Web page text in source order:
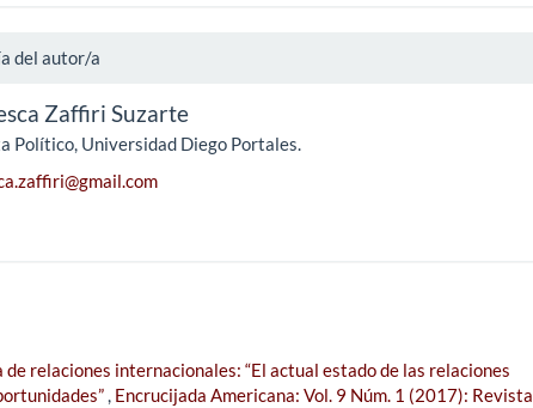
del autor/a
Zaffiri Suzarte
Político, Universidad Diego Portales.
de relaciones internacionales: “El actual estado de las relaciones
, Encrucijada Americana: Vol. 9 Núm. 1 (2017): Revista